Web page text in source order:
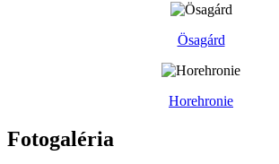
Ösagárd
Horehronie
Fotogaléria